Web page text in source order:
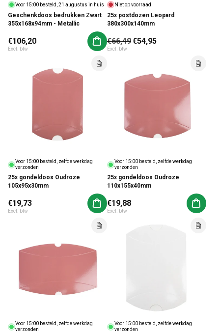
Voor 15:00 besteld, 21 augustus in huis
Geschenkdoos bedrukken Zwart
355x168x94mm - Metallic
Normale prijs
€106,20
Excl. btw
Aan winkelwagen toevoegen
Niet op voorraad
25x postdozen Leopard
380x300x140mm
Normale prijs
€66,49Aanbiedingsprijs
€54,95
Excl. btw
Voor 15:00 besteld, zelfde werkdag
verzonden
25x gondeldoos Oudroze
105x95x30mm
Normale prijs
€19,73
Excl. btw
Aan winkelwagen toevoegen
Voor 15:00 besteld, zelfde werkdag
verzonden
25x gondeldoos Oudroze
110x155x40mm
Normale prijs
€19,88
Excl. btw
Aan
Voor 15:00 besteld, zelfde werkdag
verzonden
Voor 15:00 besteld, zelfde werkdag
verzonden